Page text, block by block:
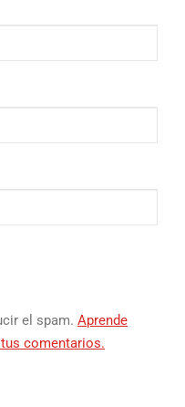
el spam. Aprende
comentarios.